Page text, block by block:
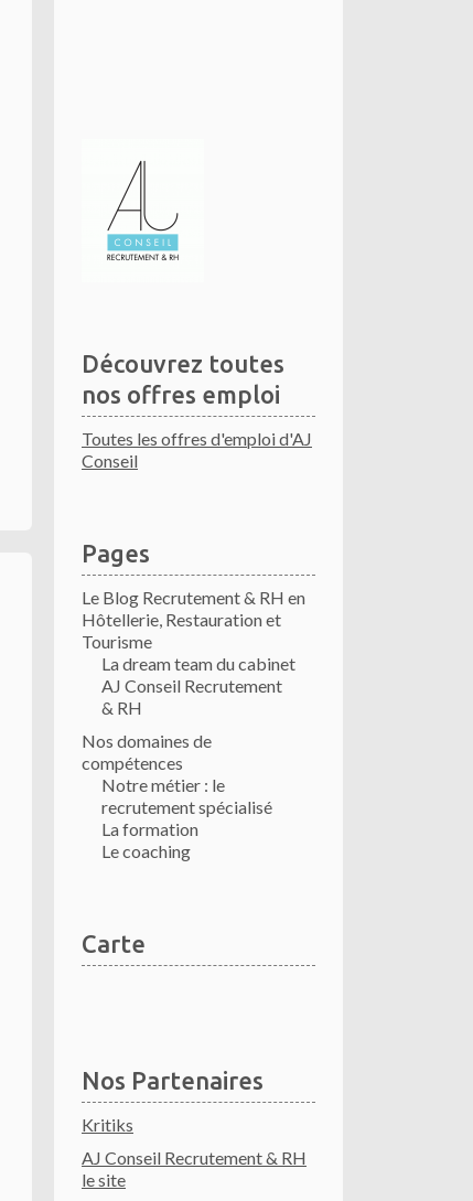
Découvrez toutes
nos offres emploi
Toutes les offres d'emploi d'AJ
Conseil
Pages
Le Blog Recrutement & RH en
Hôtellerie, Restauration et
Tourisme
La dream team du cabinet
AJ Conseil Recrutement
& RH
Nos domaines de
compétences
Notre métier : le
recrutement spécialisé
La formation
Le coaching
Carte
Nos Partenaires
Kritiks
AJ Conseil Recrutement & RH
le site